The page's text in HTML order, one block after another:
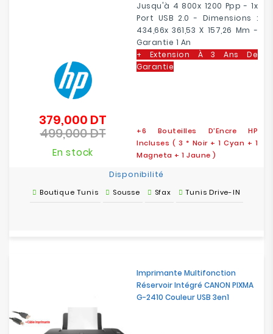
Jusqu'à 4 800x 1200 Ppp - 1x
Port USB 2.0 - Dimensions :
434,66x 361,53 X 157,26 Mm -
Garantie 1 An
+ Extension À 3 Ans De
Garantie
+6 Bouteilles D'Encre HP
Incluses ( 3 * Noir + 1 Cyan + 1
Magneta + 1 Jaune )
379,000 DT
499,000 DTPrix
En stock
Disponibilité
Boutique Tunis Sousse Sfax Tunis Drive-IN
Imprimante Multifonction
Réservoir Intégré CANON PIXMA
G-2410 Couleur USB 3en1